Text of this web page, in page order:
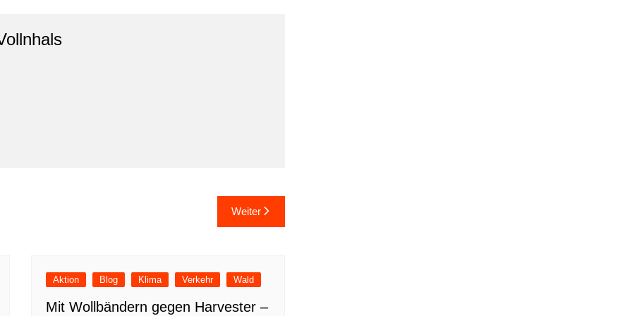
Weiter
Aktion Blog Klima Verkehr Wald
Mit Wollbändern gegen Harvester –